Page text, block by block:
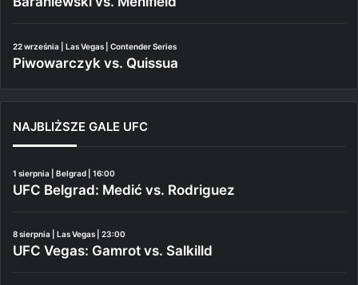
22 września | Las Vegas | Contender Series
Piwowarczyk vs. Quissua
NAJBLIŻSZE GALE UFC
1 sierpnia | Belgrad | 16:00
UFC Belgrad: Medić vs. Rodriguez
8 sierpnia | Las Vegas | 23:00
UFC Vegas: Gamrot vs. Salkilld